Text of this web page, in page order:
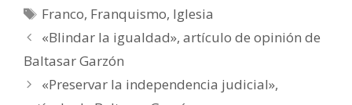
Etiquetas
Franco, Franquismo, Iglesia
«Blindar la igualdad», artículo de opinión de
Baltasar Garzón
«Preservar la independencia judicial»,